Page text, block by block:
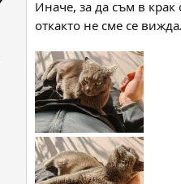
s
:
Иначе, за да съм в крак
откакто не сме се